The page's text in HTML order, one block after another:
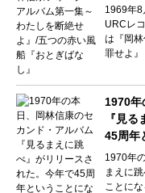
1969年8
URCレ
は『岡
罪せよ
1970年
『見
45周年
1970年
まえに
ことにな